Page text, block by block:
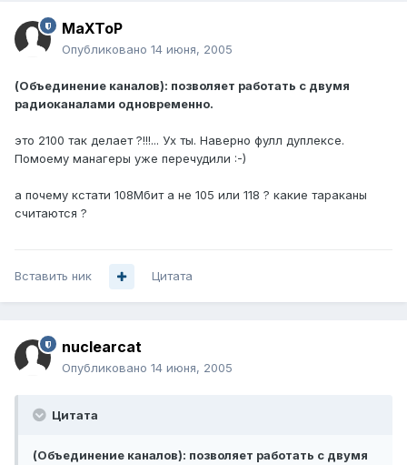
MaXToP
Опубликовано 14 июня, 2005
(Объединение каналов): позволяет работать с двумя
радиоканалами одновременно.
это 2100 так делает ?!!!... Ух ты. Наверно фулл дуплексе.
Помоему манагеры уже перечудили :-)
а почему кстати 108Мбит а не 105 или 118 ? какие тараканы
считаются ?
Вставить ник Цитата
nuclearcat
Опубликовано 14 июня, 2005
Цитата
(Объединение каналов): позволяет работать с двумя